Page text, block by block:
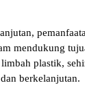
mendukung
plastik,
berkelanjutan.